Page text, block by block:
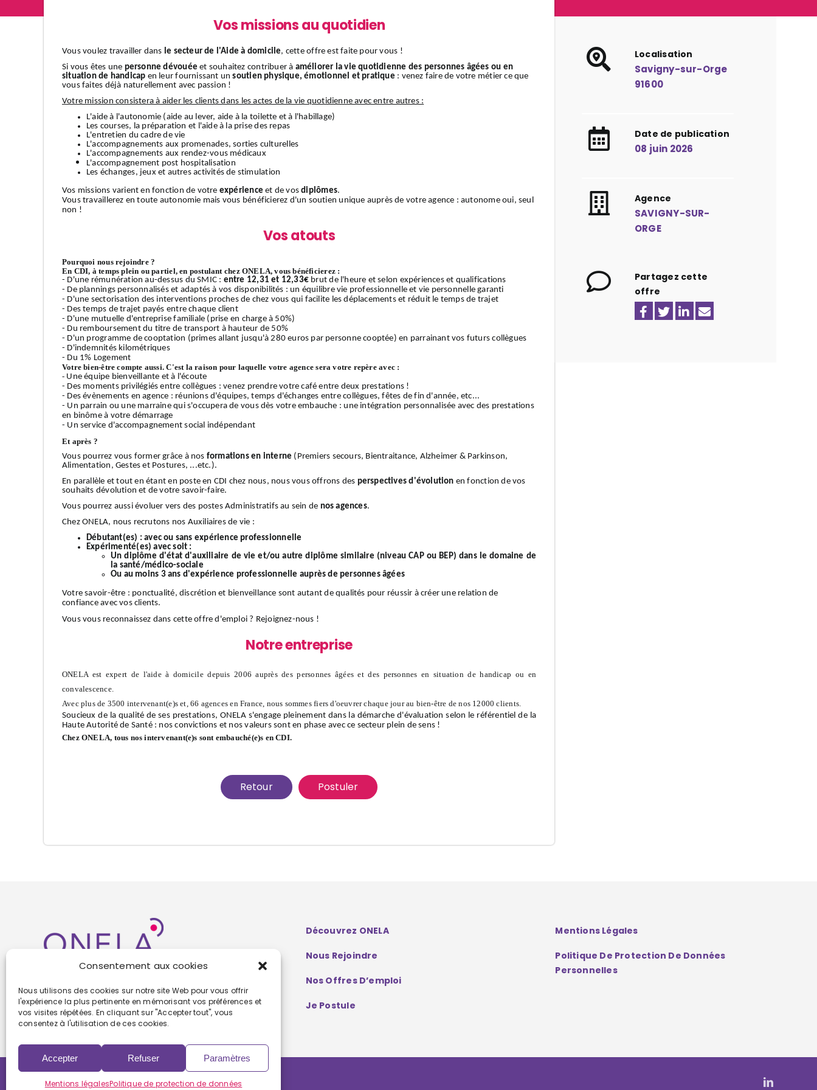
Consentement aux cookies
Nous utilisons des cookies sur notre site Web pour vous offrir
l'expérience la plus pertinente en mémorisant vos préférences et
vos visites répétées. En cliquant sur "Accepter tout", vous
consentez à l'utilisation de ces cookies.
Accepter Refuser Paramètres
Mentions légalesPolitique de protection de données
Localisation
Savigny-sur-Orge
91600
Date de publication
08 juin 2026
Agence
SAVIGNY-SUR-
ORGE
Partagez cette
offre
Vos missions au quotidien
Vous voulez travailler dans le secteur de l'Aide à domicile, cette offre est faite pour vous !
Si vous êtes une personne dévouée et souhaitez contribuer à améliorer la vie quotidienne des personnes âgées ou en
situation de handicap en leur fournissant unsoutien physique, émotionnel et pratique : venez faire de votre métier ce que
vous faites déjà naturellement avec passion !
Votre mission consistera à aider les clients dans les actes de la vie quotidienne avec entre autres :
L'aide à l'autonomie (aide au lever, aide à la toilette et à l'habillage)
Les courses, la préparation et l'aide à la prise des repas
L'entretien du cadre de vie
L'accompagnements aux promenades, sorties culturelles
L'accompagnements aux rendez-vous médicaux
L'accompagnement post hospitalisation
Les échanges, jeux et autres activités de stimulation
Vos missions varient en fonction de votre expérience et de vosdiplômes.
Vous travaillerez en toute autonomie mais vous bénéficierez d'un soutien unique auprès de votre agence : autonome oui, seul
non !
Vos atouts
Pourquoi nous rejoindre ?
En CDI, à temps plein ou partiel, en postulant chez ONELA, vous bénéficierez :
- D'une rémunération au-dessus du SMIC : entre 12,31 et 12,33€ brut de l'heure et selon expériences et qualifications
- De plannings personnalisés et adaptés à vos disponibilités : un équilibre vie professionnelle et vie personnelle garanti
- D'une sectorisation des interventions proches de chez vous qui facilite les déplacements et réduit le temps de trajet
- Des temps de trajet payés entre chaque client
- D'une mutuelle d'entreprise familiale (prise en charge à 50%)
- Du remboursement du titre de transport à hauteur de 50%
- D'un programme de cooptation (primes allant jusqu'à 280 euros par personne cooptée) en parrainant vos futurs collègues
- D'indemnités kilométriques
- Du 1% Logement
Votre bien-être compte aussi. C'est la raison pour laquelle votre agence sera votre repère avec :
- Une équipe bienveillante et à l'écoute
- Des moments privilégiés entre collègues : venez prendre votre café entre deux prestations !
- Des évènements en agence : réunions d'équipes, temps d'échanges entre collègues, fêtes de fin d'année, etc...
- Un parrain ou une marraine qui s'occupera de vous dès votre embauche : une intégration personnalisée avec des prestations
en binôme à votre démarrage
- Un service d'accompagnement social indépendant
Et après ?
Vous pourrez vous former grâce à nos formations en interne (Premiers secours, Bientraitance, Alzheimer & Parkinson,
Alimentation, Gestes et Postures, ...etc.).
En parallèle et tout en étant en poste en CDI chez nous, nous vous offrons des perspectives d'évolution en fonction de vos
souhaits dévolution et de votre savoir-faire.
Vous pourrez aussi évoluer vers des postes Administratifs au sein de nosagences.
Chez ONELA, nous recrutons nos Auxiliaires de vie :
Débutant(es) :avec ou sans expérience professionnelle
Expérimenté(es) avec soit :
Un diplôme d'état d'auxiliaire de vie et/ou autre diplôme similaire (niveau CAP ou BEP) dans le domaine de
la santé/médico-sociale
Ou au moins 3 ans d'expérience professionnelle auprès de personnes âgées
Votresavoir-être : ponctualité, discrétion et bienveillance sont autant de qualités pour réussir à créer une relation de
confiance avec vos clients.
Vous vous reconnaissez dans cette offre d'emploi ? Rejoignez-nous !
Notre entreprise
ONELA est expert de l'aide à domicile depuis 2006 auprès des personnes âgées et des personnes en situation de handicap ou en
convalescence.
Avec plus de 3500 intervenant(e)s et, 66 agences en France, nous sommes fiers d'oeuvrer chaque jour au bien-être de nos 12000 clients.
Soucieux de la qualité de ses prestations, ONELA s'engage pleinement dans la démarche d'évaluation selon le référentiel de la
Haute Autorité de Santé : nos convictions et nos valeurs sont en phase avec ce secteur plein de sens !
Chez ONELA, tous nos intervenant(e)s sont embauché(e)s en CDI.
Retour Postuler
Découvrez ONELA
Nous Rejoindre
Nos Offres D’emploi
Je Postule
Mentions Légales
Politique De Protection De Données
Personnelles
Copyright 2022 | Powered byEolia Software LinkedIn